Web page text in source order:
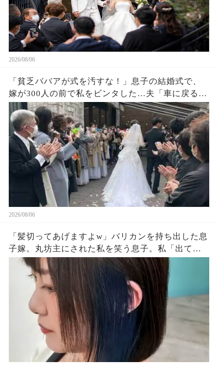
2026/08/06
「貧乏ババアが式を汚すな！」息子の結婚式で、
嫁が300人の前で私をビンタした…夫「車に戻る
か」私「ごめん」皆が私を哀れんでいたが真実が
明かされ嫁は顔面蒼白になった…
2026/08/06
「髪切ってあげますよw」バリカンを持ち出した息
子嫁。丸坊主にされた私を笑う息子。私「出てい
く…」息子夫婦「勝手にしろw」→翌朝、全財産を
持って姿を眩ませた結果…